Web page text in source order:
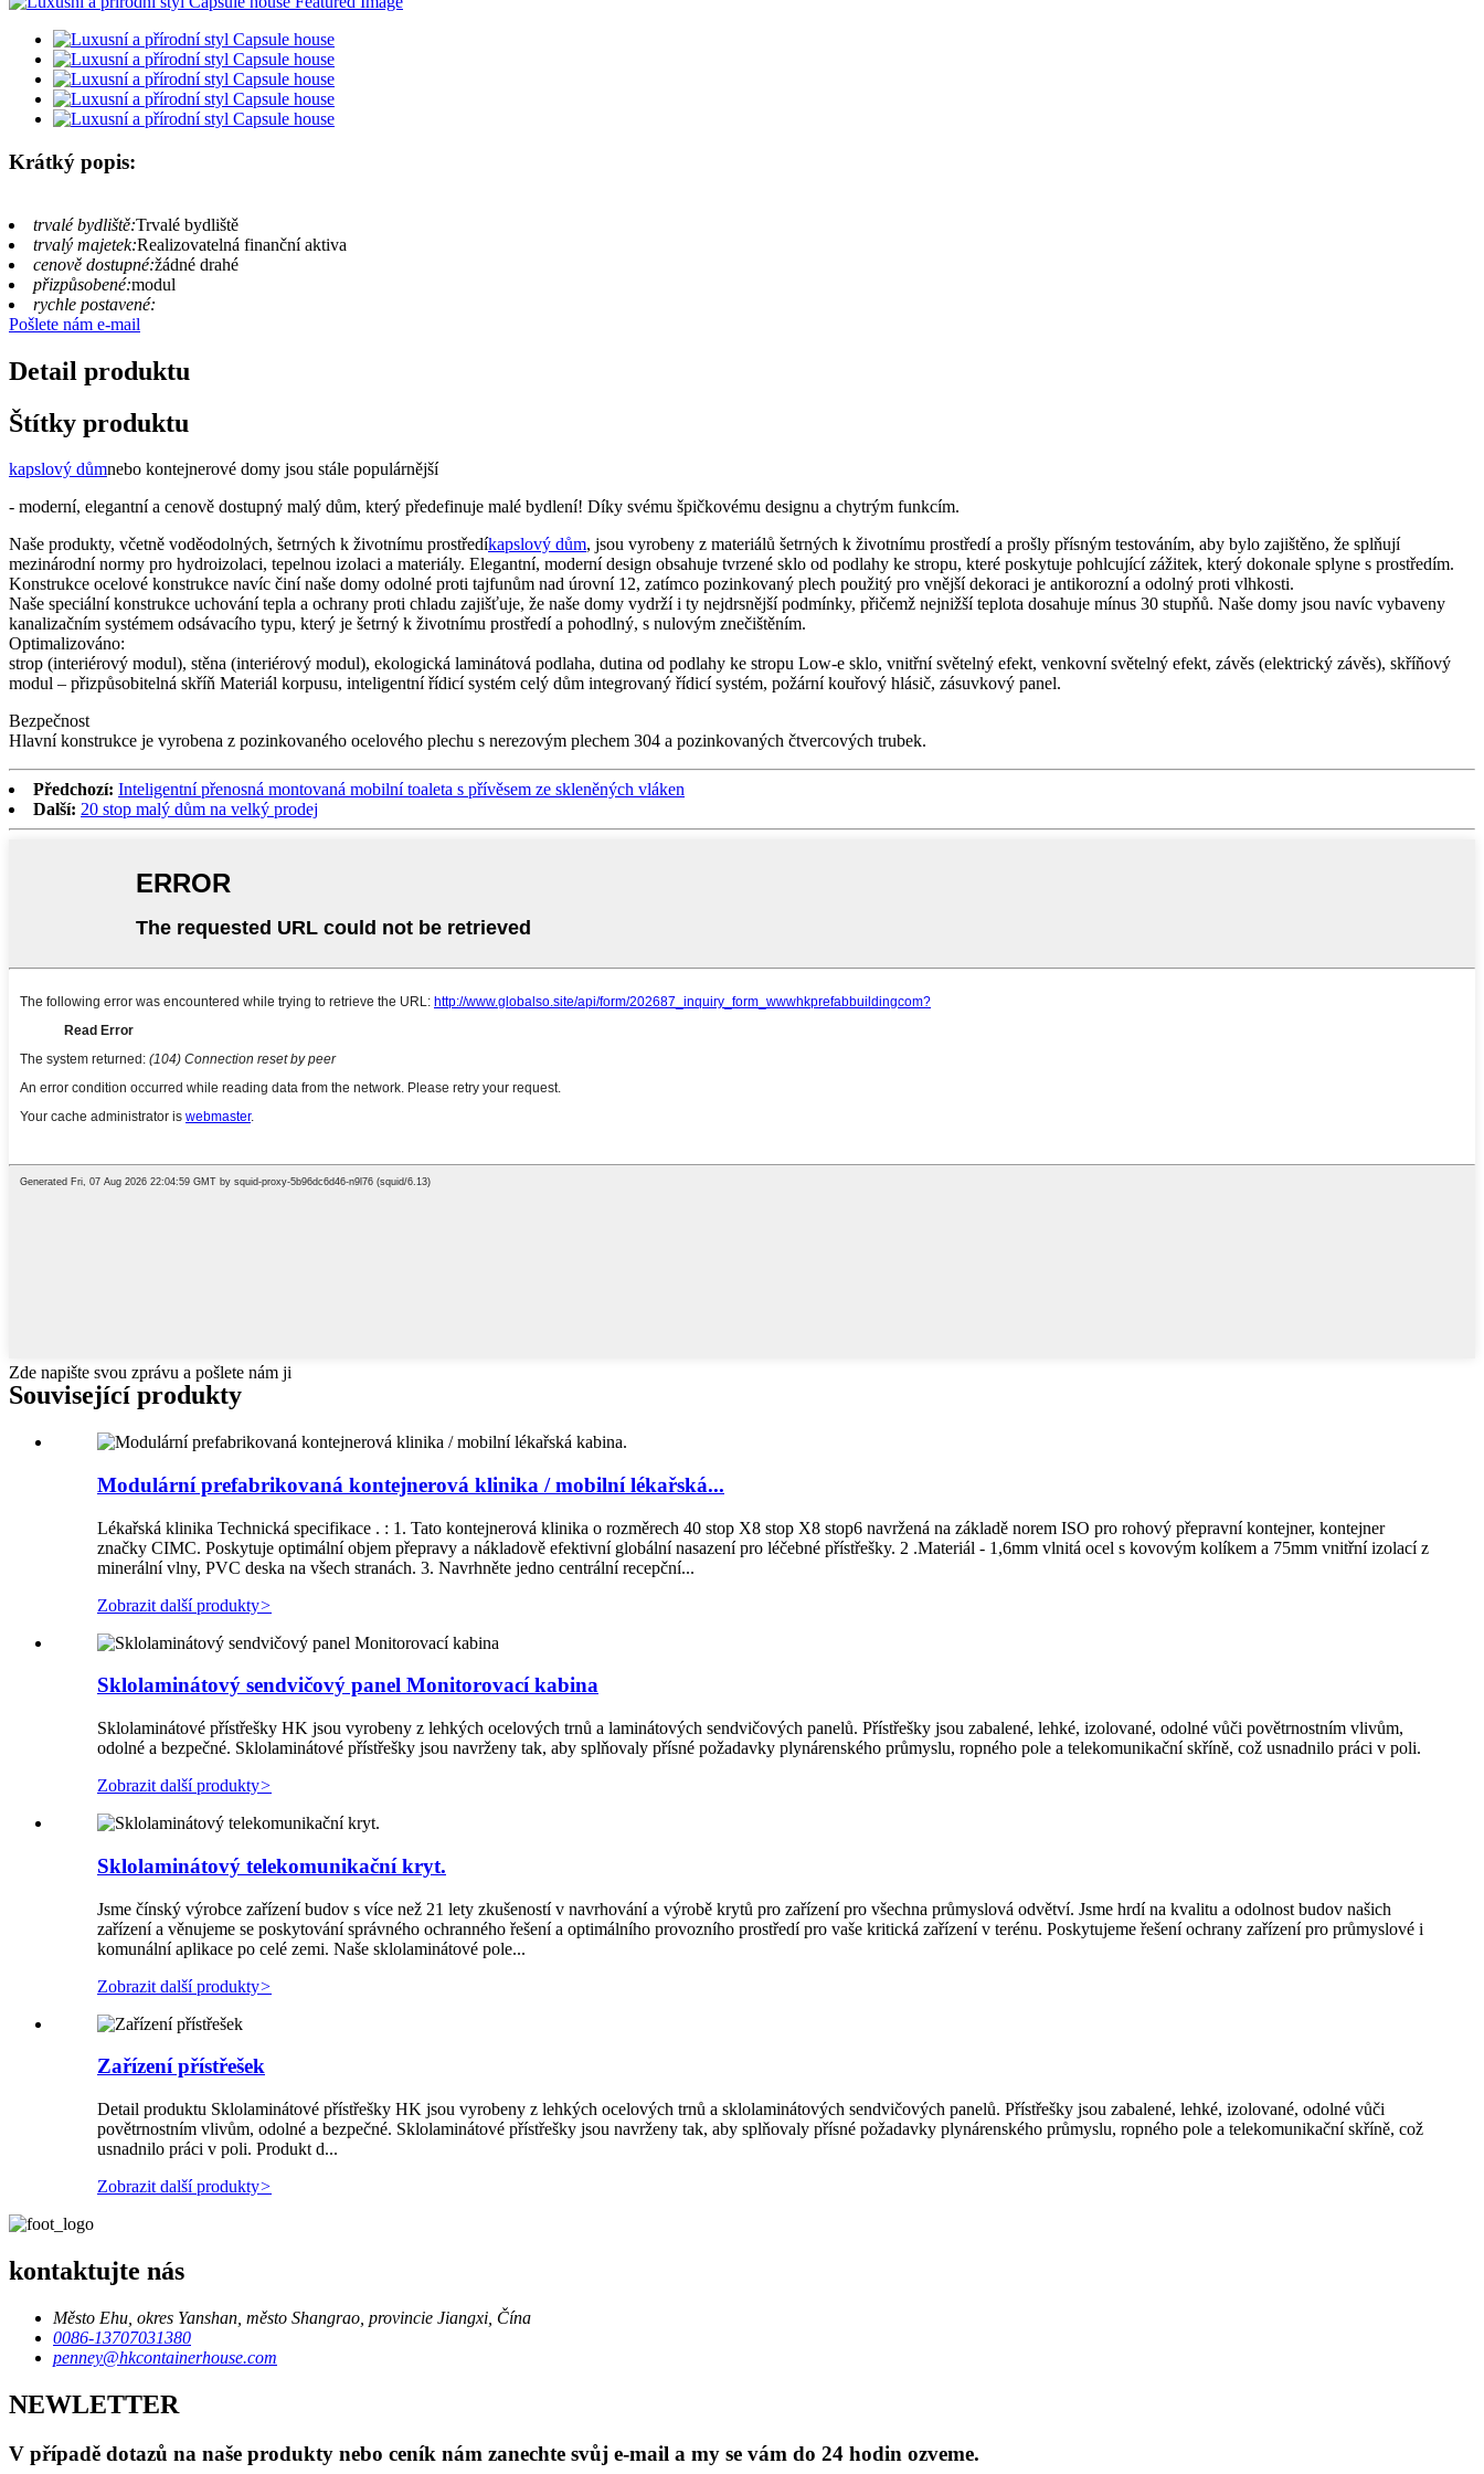
Krátký popis:
trvalé bydliště:Trvalé bydliště
trvalý majetek:Realizovatelná finanční aktiva
cenově dostupné:žádné drahé
přizpůsobené:modul
rychle postavené:
Pošlete nám e-mail
Detail produktu
Štítky produktu
kapslový důmnebo kontejnerové domy jsou stále populárnější
- moderní, elegantní a cenově dostupný malý dům, který předefinuje malé bydlení! Díky svému špičkovému designu a chytrým funkcím.
Naše produkty, včetně voděodolných, šetrných k životnímu prostředíkapslový dům, jsou vyrobeny z materiálů šetrných k životnímu prostředí a prošly přísným testováním, aby bylo zajištěno, že splňují
mezinárodní normy pro hydroizolaci, tepelnou izolaci a materiály. Elegantní, moderní design obsahuje tvrzené sklo od podlahy ke stropu, které poskytuje pohlcující zážitek, který dokonale splyne s prostředím.
Konstrukce ocelové konstrukce navíc činí naše domy odolné proti tajfunům nad úrovní 12, zatímco pozinkovaný plech použitý pro vnější dekoraci je antikorozní a odolný proti vlhkosti.
Naše speciální konstrukce uchování tepla a ochrany proti chladu zajišťuje, že naše domy vydrží i ty nejdrsnější podmínky, přičemž nejnižší teplota dosahuje mínus 30 stupňů. Naše domy jsou navíc vybaveny
kanalizačním systémem odsávacího typu, který je šetrný k životnímu prostředí a pohodlný, s nulovým znečištěním.
Optimalizováno:
strop (interiérový modul), stěna (interiérový modul), ekologická laminátová podlaha, dutina od podlahy ke stropu Low-e sklo, vnitřní světelný efekt, venkovní světelný efekt, závěs (elektrický závěs), skříňový
modul – přizpůsobitelná skříň Materiál korpusu, inteligentní řídicí systém celý dům integrovaný řídicí systém, požární kouřový hlásič, zásuvkový panel.
Bezpečnost
Hlavní konstrukce je vyrobena z pozinkovaného ocelového plechu s nerezovým plechem 304 a pozinkovaných čtvercových trubek.
Předchozí: Inteligentní přenosná montovaná mobilní toaleta s přívěsem ze skleněných vláken
Další: 20 stop malý dům na velký prodej
Zde napište svou zprávu a pošlete nám ji
Související produkty
Modulární prefabrikovaná kontejnerová klinika / mobilní lékařská...
Lékařská klinika Technická specifikace . : 1. Tato kontejnerová klinika o rozměrech 40 stop X8 stop X8 stop6 navržená na základě norem ISO pro rohový přepravní kontejner, kontejner
značky CIMC. Poskytuje optimální objem přepravy a nákladově efektivní globální nasazení pro léčebné přístřešky. 2 .Materiál - 1,6mm vlnitá ocel s kovovým kolíkem a 75mm vnitřní izolací z
minerální vlny, PVC deska na všech stranách. 3. Navrhněte jedno centrální recepční...
Zobrazit další produkty>
Sklolaminátový sendvičový panel Monitorovací kabina
Sklolaminátové přístřešky HK jsou vyrobeny z lehkých ocelových trnů a laminátových sendvičových panelů. Přístřešky jsou zabalené, lehké, izolované, odolné vůči povětrnostním vlivům,
odolné a bezpečné. Sklolaminátové přístřešky jsou navrženy tak, aby splňovaly přísné požadavky plynárenského průmyslu, ropného pole a telekomunikační skříně, což usnadnilo práci v poli.
Zobrazit další produkty>
Sklolaminátový telekomunikační kryt.
Jsme čínský výrobce zařízení budov s více než 21 lety zkušeností v navrhování a výrobě krytů pro zařízení pro všechna průmyslová odvětví. Jsme hrdí na kvalitu a odolnost budov našich
zařízení a věnujeme se poskytování správného ochranného řešení a optimálního provozního prostředí pro vaše kritická zařízení v terénu. Poskytujeme řešení ochrany zařízení pro průmyslové i
komunální aplikace po celé zemi. Naše sklolaminátové pole...
Zobrazit další produkty>
Zařízení přístřešek
Detail produktu Sklolaminátové přístřešky HK jsou vyrobeny z lehkých ocelových trnů a sklolaminátových sendvičových panelů. Přístřešky jsou zabalené, lehké, izolované, odolné vůči
povětrnostním vlivům, odolné a bezpečné. Sklolaminátové přístřešky jsou navrženy tak, aby splňovaly přísné požadavky plynárenského průmyslu, ropného pole a telekomunikační skříně, což
usnadnilo práci v poli. Produkt d...
Zobrazit další produkty>
kontaktujte nás
Město Ehu, okres Yanshan, město Shangrao, provincie Jiangxi, Čína
0086-13707031380
penney@hkcontainerhouse.com
NEWLETTER
V případě dotazů na naše produkty nebo ceník nám zanechte svůj e-mail a my se vám do 24 hodin ozveme.